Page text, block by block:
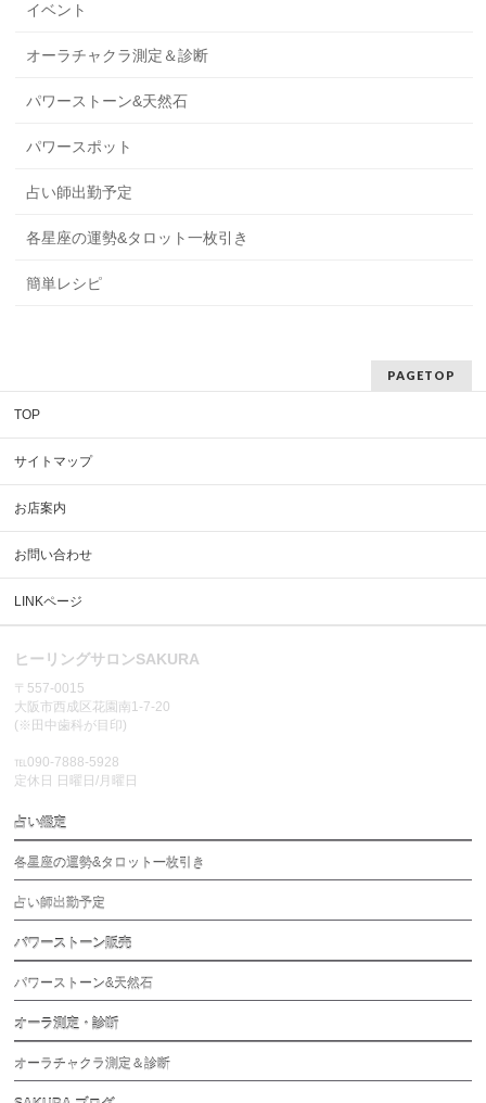
イベント
オーラチャクラ測定＆診断
パワーストーン&天然石
パワースポット
占い師出勤予定
各星座の運勢&タロット一枚引き
簡単レシピ
PAGETOP
TOP
サイトマップ
お店案内
お問い合わせ
LINKページ
ヒーリングサロンSAKURA
〒557-0015
大阪市西成区花園南1-7-20
(※田中歯科が目印)
℡090-7888-5928
定休日 日曜日/月曜日
占い鑑定
各星座の運勢&タロット一枚引き
占い師出勤予定
パワーストーン販売
パワーストーン&天然石
オーラ測定・診断
オーラチャクラ測定＆診断